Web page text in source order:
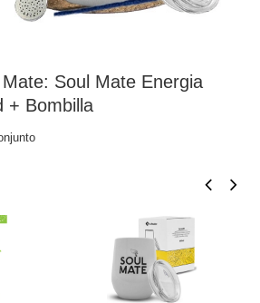
Soul Mate Energia
+ Bombilla